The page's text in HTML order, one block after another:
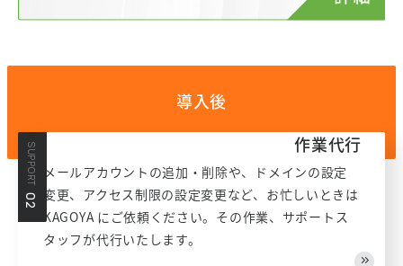
導入後
SUPPORT
02
作業代行
メールアカウントの追加・削除や、ドメインの設定
変更、アクセス制限の設定変更など、お忙しいときは
KAGOYA にご依頼ください。その作業、サポートス
タッフが代行いたします。